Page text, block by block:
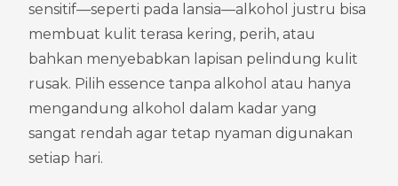
sensitif—seperti pada lansia—alkohol justru bisa
membuat kulit terasa kering, perih, atau
bahkan menyebabkan lapisan pelindung kulit
rusak. Pilih essence tanpa alkohol atau hanya
mengandung alkohol dalam kadar yang
sangat rendah agar tetap nyaman digunakan
setiap hari.